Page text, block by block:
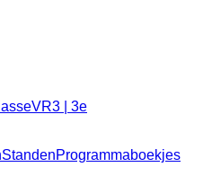
VR3 | 3e
StandenProgrammaboekjes